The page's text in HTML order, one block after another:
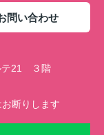
問い合わせ
テ21 ３階
断りします